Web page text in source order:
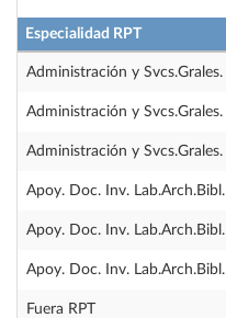
Especialidad RPT
Administración y Svcs.Grales.
Administración y Svcs.Grales.
Administración y Svcs.Grales.
Apoy. Doc. Inv. Lab.Arch.Bibl.
Apoy. Doc. Inv. Lab.Arch.Bibl.
Apoy. Doc. Inv. Lab.Arch.Bibl.
Fuera RPT